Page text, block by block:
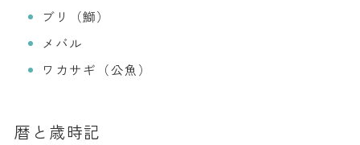
ブリ（鰤）
メバル
ワカサギ（公魚）
暦と歳時記